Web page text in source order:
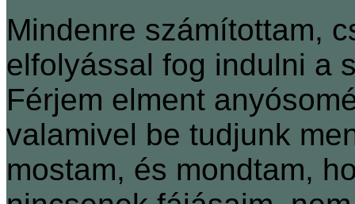
Mindenre számítottam,
elfolyással fog indulni a
Férjem elment
valamivel be tudjunk
mostam, és mondtam,